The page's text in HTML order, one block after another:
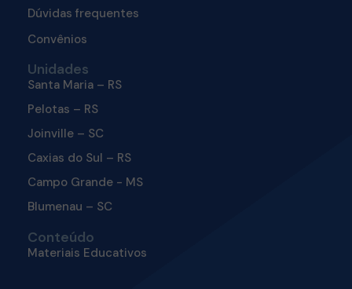
Dúvidas frequentes
Convênios
Unidades
Santa Maria – RS
Pelotas – RS
Joinville – SC
Caxias do Sul – RS
Campo Grande - MS
Blumenau – SC
Conteúdo
Materiais Educativos